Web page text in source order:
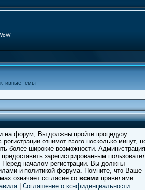
темы
на форум, Вы должны пройти процедуру
регистрации отнимет всего несколько минут,
более широкие возможности. Администрация
зарегистрированным
Перед началом регистрации, Вы должны
и политикой форума. Помните, что Ваше
означает согласие со всеми правилами.
| Соглашение о конфиденциальности